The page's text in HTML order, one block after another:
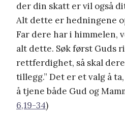
der din skatt er vil også
Alt dette er hedningene
Far dere har i himmelen,
alt dette. Søk først Guds
rettferdighet, så skal
tillegg.” Det er et valg å
å tjene både Gud og
6,19-34)